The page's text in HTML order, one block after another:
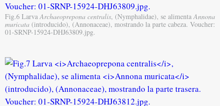
Fig.6 LarvaArchaeoprepona centralis, (Nymphalidae), se alimentaAnnona
muricata (introducido), (Annonaceae), mostrando la parte cabeza. Voucher:
01-SRNP-15924-DHJ63809.jpg.